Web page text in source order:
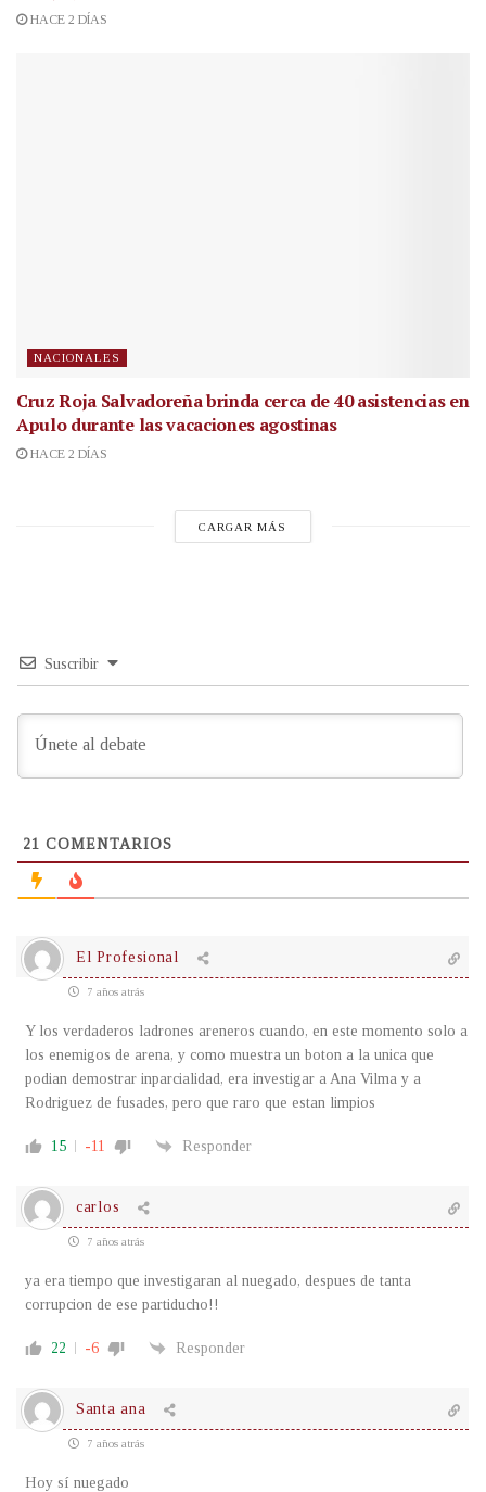
HACE 2 DÍAS
NACIONALES
Cruz Roja Salvadoreña brinda cerca de 40 asistencias en
Apulo durante las vacaciones agostinas
HACE 2 DÍAS
CARGAR MÁS
Suscribir
21 COMENTARIOS
El Profesional
7 años atrás
Y los verdaderos ladrones areneros cuando, en este momento solo a
los enemigos de arena, y como muestra un boton a la unica que
podian demostrar inparcialidad, era investigar a Ana Vilma y a
Rodriguez de fusades, pero que raro que estan limpios
15 -11 Responder
carlos
7 años atrás
ya era tiempo que investigaran al nuegado, despues de tanta
corrupcion de ese partiducho!!
22 -6 Responder
Santa ana
7 años atrás
Hoy sí nuegado